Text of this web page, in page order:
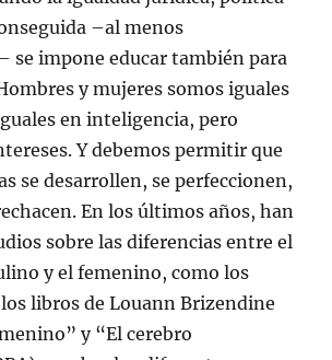
–al menos
se impone educar también para
y mujeres somos iguales
en inteligencia, pero
Y debemos permitir que
se desarrollen, se perfeccionen,
En los últimos años, han
sobre las diferencias entre el
y el femenino, como los
libros de Louann Brizendine
y “El cerebro